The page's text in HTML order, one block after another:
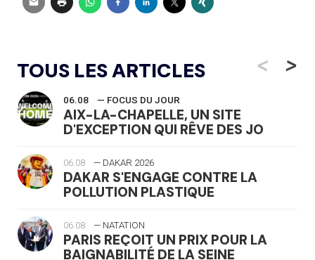
TOUS LES ARTICLES <
06.08 — FOCUS DU JOUR
AIX-LA-CHAPELLE, UN SITE
D'EXCEPTION QUI RÊVE DES JO
06.08 — DAKAR 2026
DAKAR S'ENGAGE CONTRE LA
POLLUTION PLASTIQUE
06.08 — NATATION
PARIS REÇOIT UN PRIX POUR LA
BAIGNABILITÉ DE LA SEINE
>